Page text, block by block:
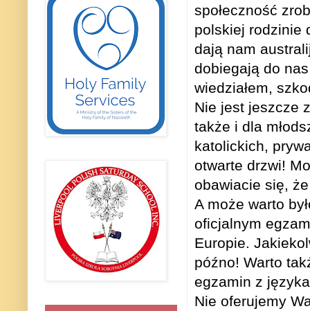
społeczność
polskiej rodzinie
dają nam
dobiegają do
wiedziałem,
Nie jest jeszcze
także i dla
katolickich,
otwarte drzwi!
obawiacie się,
A może warto
oficjalnym
Europie.
późno! Warto
egzamin z
Nie oferujemy